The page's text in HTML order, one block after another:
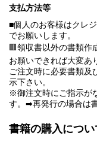
支払方法等
■個人のお客様はクレ
でお願いします。
🟥領収書以外の書類作
お願いできれば大変あ
ご注文時に必要書類及
示下さい。
※御注文時にご指示が
す。➡再発行の場合は
書籍の購入につい